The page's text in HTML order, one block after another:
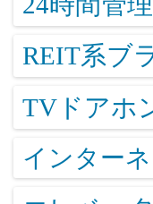
REIT系ブ
TVドアホ
インター